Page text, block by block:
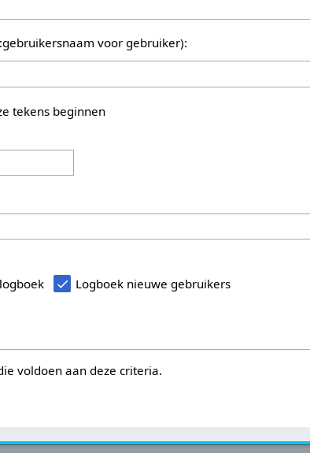
voor gebruiker):
tekens beginnen
Logboek nieuwe gebruikers
voldoen aan deze criteria.